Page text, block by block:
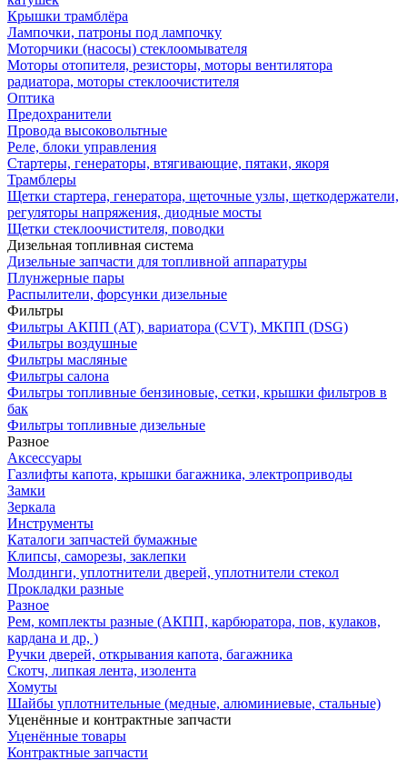
Крышки трамблёра
Лампочки, патроны под лампочку
Моторчики (насосы) стеклоомывателя
Моторы отопителя, резисторы, моторы вентилятора
радиатора, моторы стеклоочистителя
Оптика
Предохранители
Провода высоковольтные
Реле, блоки управления
Стартеры, генераторы, втягивающие, пятаки, якоря
Трамблеры
Щетки стартера, генератора, щеточные узлы, щеткодержатели,
регуляторы напряжения, диодные мосты
Щетки стеклоочистителя, поводки
Дизельная топливная система
Дизельные запчасти для топливной аппаратуры
Плунжерные пары
Распылители, форсунки дизельные
Фильтры
Фильтры АКПП (AT), вариатора (CVT), МКПП (DSG)
Фильтры воздушные
Фильтры масляные
Фильтры салона
Фильтры топливные бензиновые, сетки, крышки фильтров в
бак
Фильтры топливные дизельные
Разное
Аксесcуары
Газлифты капота, крышки багажника, электроприводы
Замки
Зеркала
Инструменты
Каталоги запчастей бумажные
Клипсы, саморезы, заклепки
Молдинги, уплотнители дверей, уплотнители стекол
Прокладки разные
Разное
Рем, комплекты разные (АКПП, карбюратора, пов, кулаков,
кардана и др, )
Ручки дверей, открывания капота, багажника
Скотч, липкая лента, изолента
Хомуты
Шайбы уплотнительные (медные, алюминиевые, стальные)
Уценённые и контрактные запчасти
Уценённые товары
Контрактные запчасти